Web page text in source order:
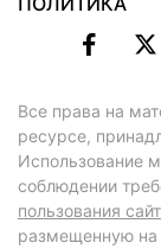
Все права на
ресурсе,
Использование
соблюдении
пользования
размещенную на